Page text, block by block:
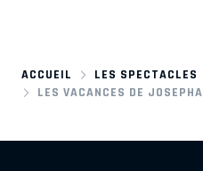
ACCUEIL
LES SPECTACLES
LES VACANCES DE JOSEPHA